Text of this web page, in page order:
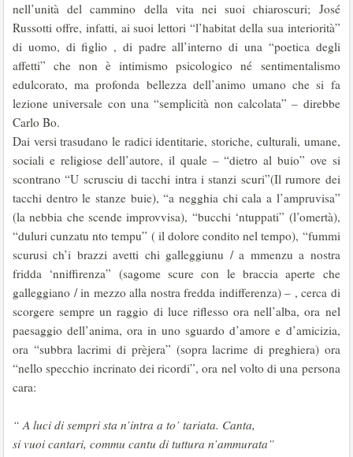
nell’unità del cammino della vita nei suoi chiaroscuri; José
Russotti offre, infatti, ai suoi lettori “l’habitat della sua interiorità”
di uomo, di figlio , di padre all’interno di una “poetica degli
affetti” che non è intimismo psicologico né sentimentalismo
edulcorato, ma profonda bellezza dell’animo umano che si fa
lezione universale con una “semplicità non calcolata” – direbbe
Carlo Bo.
Dai versi trasudano le radici identitarie, storiche, culturali, umane,
sociali e religiose dell’autore, il quale – “dietro al buio” ove si
scontrano “U scrusciu di tacchi intra i stanzi scuri”(Il rumore dei
tacchi dentro le stanze buie), “a negghia chi cala a l’ampruvisa”
(la nebbia che scende improvvisa), “bucchi ‘ntuppati” (l’omertà),
“duluri cunzatu nto tempu” ( il dolore condito nel tempo), “fummi
scurusi ch’i brazzi avetti chi galleggiunu / a mmenzu a nostra
fridda ‘nniffirenza” (sagome scure con le braccia aperte che
galleggiano / in mezzo alla nostra fredda indifferenza) – , cerca di
scorgere sempre un raggio di luce riflesso ora nell’alba, ora nel
paesaggio dell’anima, ora in uno sguardo d’amore e d’amicizia,
ora “subbra lacrimi di prèjera” (sopra lacrime di preghiera) ora
“nello specchio incrinato dei ricordi”, ora nel volto di una persona
cara:
“ A luci di sempri sta n’intra a to’ tariata. Canta,
si vuoi cantari, commu cantu di tuttura n’ammurata”